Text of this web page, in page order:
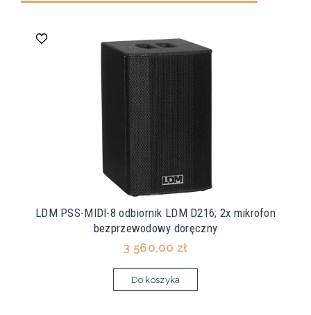
LDM PSS-MIDI-8 odbiornik LDM D216; 2x mikrofon
bezprzewodowy doręczny
3 560,00 zł
Do koszyka